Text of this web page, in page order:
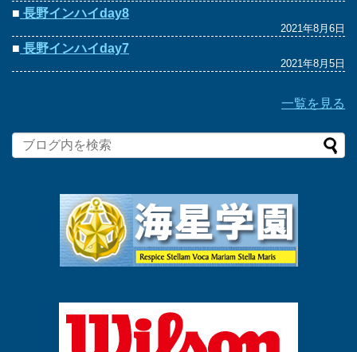
■ 長野インハイday8
2021年8月6日
■ 長野インハイday7
2021年8月5日
一覧を見る